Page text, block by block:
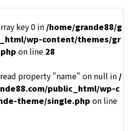
key 0 in /home/grande88/g
wp-content/themes/gr
on line 28
property "name" on null in /
public_html/wp-c
theme/single.php on line